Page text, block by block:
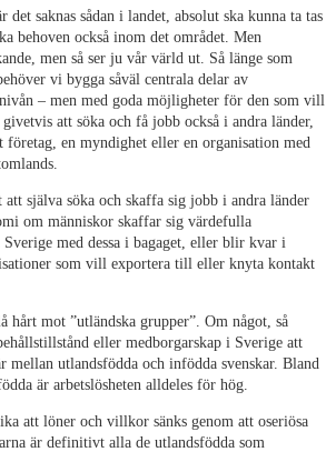
saknas sådan i landet, absolut ska kunna ta tas
också inom det området. Men
men så ser ju vår värld ut. Så länge som
vi bygga såväl centrala delar av
– men med goda möjligheter för den som vill
att söka och få jobb också i andra länder,
en myndighet eller en organisation med
själva söka och skaffa sig jobb i andra länder
om människor skaffar sig värdefulla
med dessa i bagaget, eller blir kvar i
som vill exportera till eller knyta kontakt
hårt mot ”utländska grupper”. Om något, så
eller medborgarskap i Sverige att
mellan utlandsfödda och infödda svenskar. Bland
är arbetslösheten alldeles för hög.
att löner och villkor sänks genom att oseriösa
är definitivt alla de utlandsfödda som